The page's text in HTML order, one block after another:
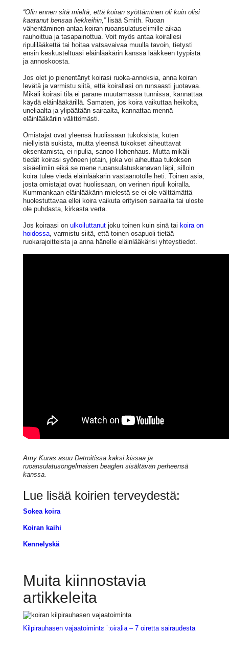
“Olin ennen sitä mieltä, että koiran syöttäminen oli kuin olisi
kaatanut bensaa liekkeihin,”lisää Smith. Ruoan
vähentäminen antaa koiran ruoansulatuselimille aikaa
rauhoittua ja tasapainottua. Voit myös antaa koirallesi
ripulilääkettä tai hoitaa vatsavaivaa muulla tavoin, tietysti
ensin keskusteltuasi eläinlääkärin kanssa lääkkeen tyypistä
ja annoskoosta.
Jos olet jo pienentänyt koirasi ruoka-annoksia, anna koiran
levätä ja varmistu siitä, että koirallasi on runsaasti juotavaa.
Mikäli koirasi tila ei parane muutamassa tunnissa, kannattaa
käydä eläinlääkärillä. Samaten, jos koira vaikuttaa heikolta,
uneliaalta ja ylipäätään sairaalta, kannattaa mennä
eläinlääkäriin välittömästi.
Omistajat ovat yleensä huolissaan tukoksista, kuten
niellyistä sukista, mutta yleensä tukokset aiheuttavat
oksentamista, ei ripulia, sanoo Hohenhaus. Mutta mikäli
tiedät koirasi syöneen jotain, joka voi aiheuttaa tukoksen
sisäelimiin eikä se mene ruoansulatuskanavan läpi, silloin
koira tulee viedä eläinlääkärin vastaanotolle heti. Toinen asia,
josta omistajat ovat huolissaan, on verinen ripuli koiralla.
Kummankaan eläinlääkärin mielestä se ei ole välttämättä
huolestuttavaa ellei koira vaikuta erityisen sairaalta tai uloste
ole puhdasta, kirkasta verta.
Jos koiraasi on ulkoiluttanut joku toinen kuin sinä tai koira on
hoidossa , varmistu siitä, että toinen osapuoli tietää
ruokarajoitteista ja anna hänelle eläinlääkärisi yhteystiedot.
Amy Kuras asuu Detroitissa kaksi kissaa ja
ruoansulatusongelmaisen beaglen sisältävän perheensä
kanssa.
Lue lisää koirien terveydestä:
Sokea koira
Koiran kaihi
Kennelyskä
Muita kiinnostavia
artikkeleita
Kilpirauhasen vajaatoiminta koiralla – 7 oiretta sairaudesta